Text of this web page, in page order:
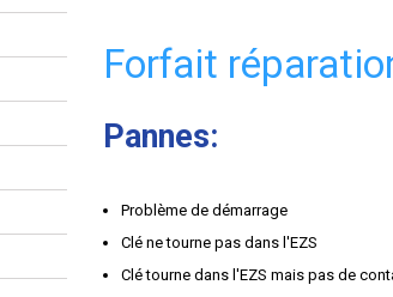
Forfait
Pannes:
Problème de démarrage
Clé ne tourne pas dans l'EZS
Clé tourne dans l'EZS mais pas de